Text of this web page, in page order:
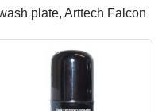
plate, Arttech Falcon